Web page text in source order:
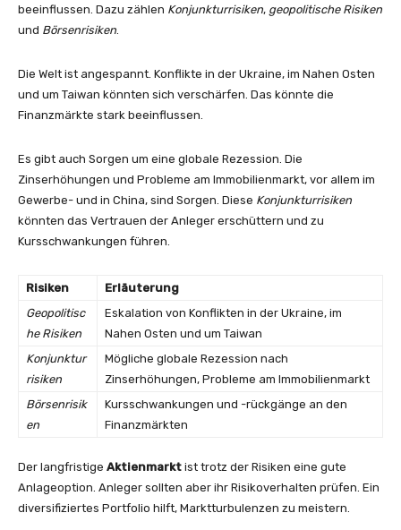
beeinflussen. Dazu zählen Konjunkturrisiken, geopolitische Risiken
und Börsenrisiken.
Die Welt ist angespannt. Konflikte in der Ukraine, im Nahen Osten
und um Taiwan könnten sich verschärfen. Das könnte die
Finanzmärkte stark beeinflussen.
Es gibt auch Sorgen um eine globale Rezession. Die
Zinserhöhungen und Probleme am Immobilienmarkt, vor allem im
Gewerbe- und in China, sind Sorgen. Diese Konjunkturrisiken
könnten das Vertrauen der Anleger erschüttern und zu
Kursschwankungen führen.
Risiken
Erläuterung
Geopolitisc
he Risiken
Eskalation von Konflikten in der Ukraine, im
Nahen Osten und um Taiwan
Konjunktur
risiken
Mögliche globale Rezession nach
Zinserhöhungen, Probleme am Immobilienmarkt
Börsenrisik
en
Kursschwankungen und -rückgänge an den
Finanzmärkten
Der langfristige Aktienmarkt ist trotz der Risiken eine gute
Anlageoption. Anleger sollten aber ihr Risikoverhalten prüfen. Ein
diversifiziertes Portfolio hilft, Marktturbulenzen zu meistern.